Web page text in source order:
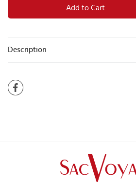
Add to Cart
Description